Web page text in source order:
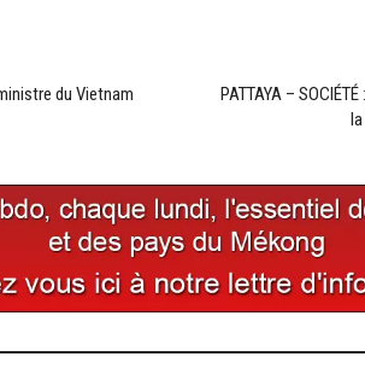
du Vietnam
PATTAYA –